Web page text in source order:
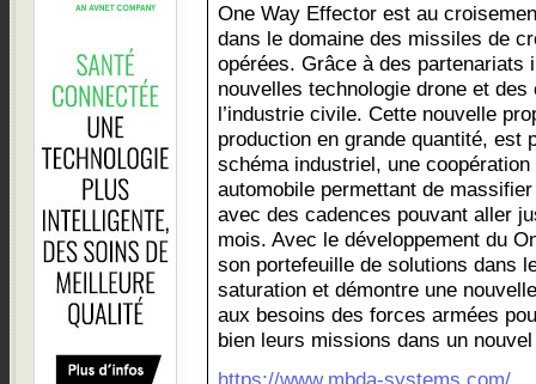
One Way Effector est au
dans le domaine des missiles de
opérées. Grâce à des partenariats
nouvelles technologie drone et
l’industrie civile. Cette nouvelle
production en grande quantité, est
schéma industriel, une
automobile permettant de
avec des cadences pouvant aller
mois. Avec le développement du
son portefeuille de solutions dans
saturation et démontre une
aux besoins des forces armées
bien leurs missions dans un
https://www.mbda-systems.com/